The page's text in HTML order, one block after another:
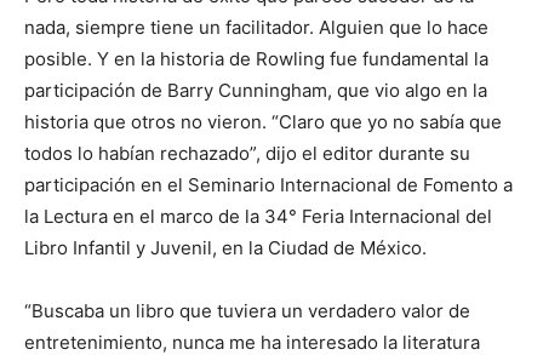
nada, siempre tiene un facilitador. Alguien que lo hace
posible. Y en la historia de Rowling fue fundamental la
participación de Barry Cunningham, que vio algo en la
historia que otros no vieron. “Claro que yo no sabía que
todos lo habían rechazado”, dijo el editor durante su
participación en el Seminario Internacional de Fomento a
la Lectura en el marco de la 34° Feria Internacional del
Libro Infantil y Juvenil, en la Ciudad de México.
“Buscaba un libro que tuviera un verdadero valor de
entretenimiento, nunca me ha interesado la literatura